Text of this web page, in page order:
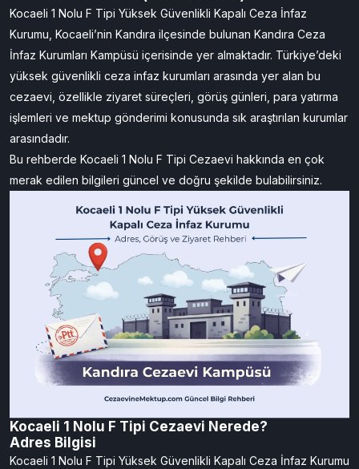
Kocaeli 1 Nolu F Tipi Yüksek Güvenlikli Kapalı Ceza İnfaz
Kurumu, Kocaeli’nin Kandıra ilçesinde bulunan Kandıra Ceza
İnfaz Kurumları Kampüsü içerisinde yer almaktadır. Türkiye’deki
yüksek güvenlikli ceza infaz kurumları arasında yer alan bu
cezaevi, özellikle ziyaret süreçleri, görüş günleri, para yatırma
işlemleri ve mektup gönderimi konusunda sık araştırılan kurumlar
arasındadır.
Bu rehberde Kocaeli 1 Nolu F Tipi Cezaevi hakkında en çok
merak edilen bilgileri güncel ve doğru şekilde bulabilirsiniz.
Kocaeli 1 Nolu F Tipi Cezaevi Nerede?
Adres Bilgisi
Kocaeli 1 Nolu F Tipi Yüksek Güvenlikli Kapalı Ceza İnfaz Kurumu